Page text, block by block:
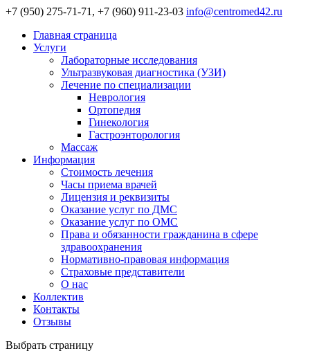
+7 (950) 275-71-71, +7 (960) 911-23-03 info@centromed42.ru
Главная страница
Услуги
Лабораторные исследования
Ультразвуковая диагностика (УЗИ)
Лечение по специализации
Неврология
Ортопедия
Гинекология
Гастроэнторология
Массаж
Информация
Стоимость лечения
Часы приема врачей
Лицензия и реквизиты
Оказание услуг по ДМС
Оказание услуг по ОМС
Права и обязанности гражданина в сфере
здравоохранения
Нормативно-правовая информация
Страховые представители
О нас
Коллектив
Контакты
Отзывы
Выбрать страницу